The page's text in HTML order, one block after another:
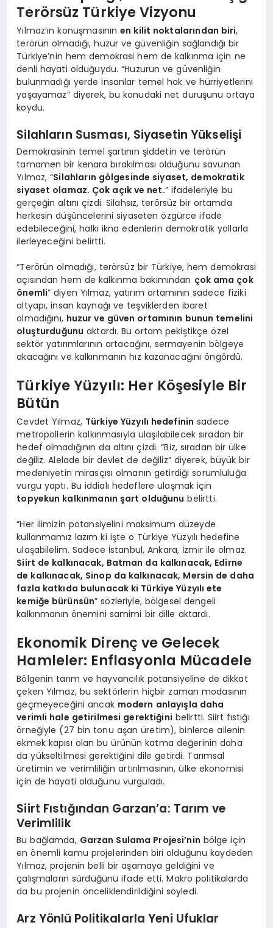
Terörsüz Türkiye Vizyonu
Yılmaz’ın konuşmasınınen kilit noktalarından biri,
terörün olmadığı, huzur ve güvenliğin sağlandığı bir
Türkiye’nin hem demokrasi hem de kalkınma için ne
denli hayati olduğuydu. “Huzurun ve güvenliğin
bulunmadığı yerde insanlar temel hak ve hürriyetlerini
yaşayamaz” diyerek, bu konudaki net duruşunu ortaya
koydu.
Silahların Susması, Siyasetin Yükselişi
Demokrasinin temel şartının şiddetin ve terörün
tamamen bir kenara bırakılması olduğunu savunan
Yılmaz, “Silahların gölgesinde siyaset, demokratik
siyaset olamaz. Çok açık ve net.” ifadeleriyle bu
gerçeğin altını çizdi. Silahsız, terörsüz bir ortamda
herkesin düşüncelerini siyaseten özgürce ifade
edebileceğini, halkı ikna edenlerin demokratik yollarla
ilerleyeceğini belirtti.
“Terörün olmadığı, terörsüz bir Türkiye, hem demokrasi
açısından hem de kalkınma bakımından çok ama çok
önemli” diyen Yılmaz, yatırım ortamının sadece fiziki
altyapı, insan kaynağı ve teşviklerden ibaret
olmadığını, huzur ve güven ortamının bunun temelini
oluşturduğunu aktardı. Bu ortam pekiştikçe özel
sektör yatırımlarının artacağını, sermayenin bölgeye
akacağını ve kalkınmanın hız kazanacağını öngördü.
Türkiye Yüzyılı: Her Köşesiyle Bir
Bütün
Cevdet Yılmaz, Türkiye Yüzyılı hedefinin sadece
metropollerin kalkınmasıyla ulaşılabilecek sıradan bir
hedef olmadığının da altını çizdi. “Biz, sıradan bir ülke
değiliz. Alelade bir devlet de değiliz” diyerek, büyük bir
medeniyetin mirasçısı olmanın getirdiği sorumluluğa
vurgu yaptı. Bu iddialı hedeflere ulaşmak için
topyekun kalkınmanın şart olduğunu belirtti.
“Her ilimizin potansiyelini maksimum düzeyde
kullanmamız lazım ki işte o Türkiye Yüzyılı hedefine
ulaşabilelim. Sadece İstanbul, Ankara, İzmir ile olmaz.
Siirt de kalkınacak, Batman da kalkınacak, Edirne
de kalkınacak, Sinop da kalkınacak, Mersin de daha
fazla katkıda bulunacak ki Türkiye Yüzyılı ete
kemiğe bürünsün” sözleriyle, bölgesel dengeli
kalkınmanın önemini samimi bir dille aktardı.
Ekonomik Direnç ve Gelecek
Hamleler: Enflasyonla Mücadele
Bölgenin tarım ve hayvancılık potansiyeline de dikkat
çeken Yılmaz, bu sektörlerin hiçbir zaman modasının
geçmeyeceğini ancak modern anlayışla daha
verimli hale getirilmesi gerektiğini belirtti. Siirt fıstığı
örneğiyle (27 bin tonu aşan üretim), binlerce ailenin
ekmek kapısı olan bu ürünün katma değerinin daha
da yükseltilmesi gerektiğini dile getirdi. Tarımsal
üretimin ve verimliliğin artırılmasının, ülke ekonomisi
için de hayati olduğunu vurguladı.
Siirt Fıstığından Garzan’a: Tarım ve
Verimlilik
Bu bağlamda, Garzan Sulama Projesi’nin bölge için
en önemli kamu projelerinden biri olduğunu kaydeden
Yılmaz, projenin belli bir aşamaya geldiğini ve
çalışmaların sürdüğünü ifade etti. Makro politikalarda
da bu projenin önceliklendirildiğini söyledi.
Arz Yönlü Politikalarla Yeni Ufuklar